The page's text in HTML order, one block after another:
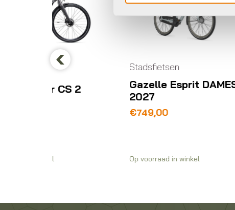
Gazelle Esprit DAMES
2027
Op voorraad in winkel Op